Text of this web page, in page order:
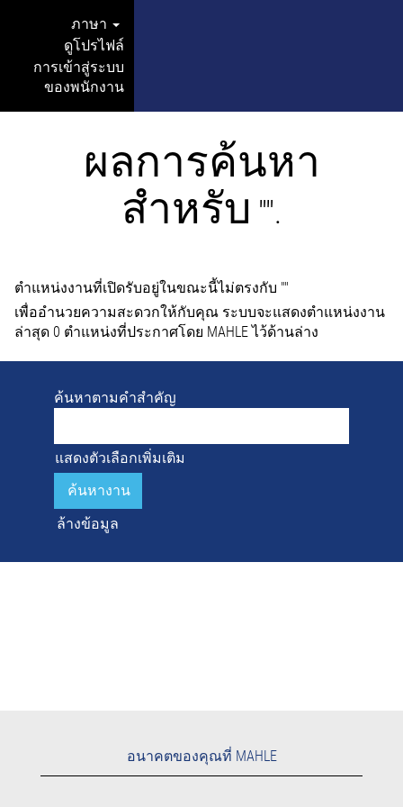
ภาษา
ดูโปรไฟล์
การเข้าสู่ระบบ
ของพนักงาน
ผลการค้นหา
สำหรับ "".
ตำแหน่งงานที่เปิดรับอยู่ในขณะนี้ไม่ตรงกับ ""
เพื่ออำนวยความสะดวกให้กับคุณ ระบบจะแสดงตำแหน่งงาน
ล่าสุด 0 ตำแหน่งที่ประกาศโดย MAHLE ไว้ด้านล่าง
ค้นหาตามคำสำคัญ
แสดงตัวเลือกเพิ่มเติม
ล้างข้อมูล
อนาคตของคุณที่ MAHLE